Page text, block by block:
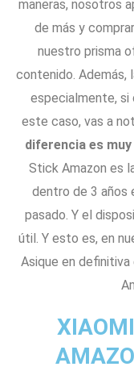
maneras, nosotros
de más y comprar
nuestro prisma
contenido. Además,
especialmente, si
este caso, vas a
diferencia es
Stick Amazon es
dentro de 3 años
pasado. Y el
útil. Y esto es, en
Asique en